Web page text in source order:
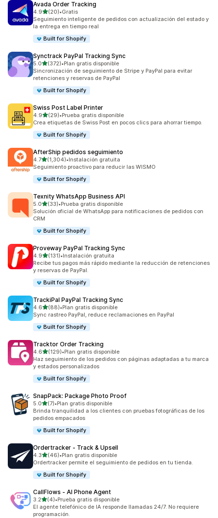
Avada Order Tracking
4.9de 5 estrellas
(20)
20 reseñas en total
•Gratis
Seguimiento inteligente de pedidos con actualización del estado y
la entrega en tiempo real
Built for Shopify
Synctrack PayPal Tracking Sync
5.0de 5 estrellas
(372)
372 reseñas en total
•Plan gratis disponible
Sincronización de seguimiento de Stripe y PayPal para evitar
retenciones y reservas de PayPal
Built for Shopify
Swiss Post Label Printer
4.9de 5 estrellas
(29)
29 reseñas en total
•Prueba gratis disponible
Crea etiquetas de Swiss Post en pocos clics para ahorrar tiempo.
Built for Shopify
AfterShip pedidos seguimiento
4.7de 5 estrellas
(1,304)
1304 reseñas en total
•Instalación gratuita
Seguimiento proactivo para reducir las WISMO
Built for Shopify
Texnity WhatsApp Business API
5.0de 5 estrellas
(33)
33 reseñas en total
•Prueba gratis disponible
Solución oficial de WhatsApp para notificaciones de pedidos con
CRM
Built for Shopify
Proveway PayPal Tracking Sync
4.9de 5 estrellas
(131)
131 reseñas en total
•Instalación gratuita
Recibe tus pagos más rápido mediante la reducción de retenciones
y reservas de PayPal.
Built for Shopify
TrackiPal PayPal Tracking Sync
4.6de 5 estrellas
(88)
88 reseñas en total
•Plan gratis disponible
Sync rastreo PayPal, reduce reclamaciones en PayPal
Built for Shopify
Tracktor Order Tracking
4.6de 5 estrellas
(129)
129 reseñas en total
•Plan gratis disponible
Haz seguimiento de los pedidos con páginas adaptadas a tu marca
y estados personalizados
Built for Shopify
SnapPack: Package Photo Proof
5.0de 5 estrellas
(7)
7 reseñas en total
•Plan gratis disponible
Brinda tranquilidad a los clientes con pruebas fotográficas de los
pedidos empacados
Built for Shopify
Ordertracker ‑ Track & Upsell
4.3de 5 estrellas
(46)
46 reseñas en total
•Plan gratis disponible
Ordertracker permite el seguimiento de pedidos en tu tienda.
Built for Shopify
CallFlows ‑ AI Phone Agent
3.2de 5 estrellas
(4)
4 reseñas en total
•Prueba gratis disponible
El agente telefónico de IA responde llamadas 24/7. No requiere
programación.